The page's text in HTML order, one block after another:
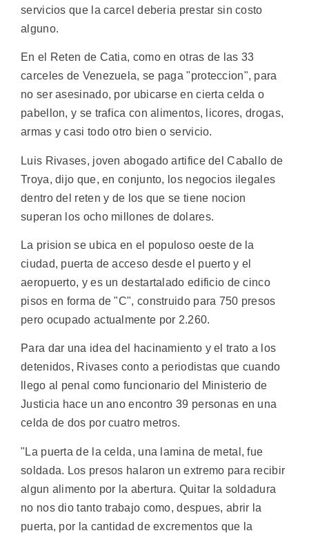
servicios que la carcel deberia prestar sin costo
alguno.
En el Reten de Catia, como en otras de las 33
carceles de Venezuela, se paga "proteccion", para
no ser asesinado, por ubicarse en cierta celda o
pabellon, y se trafica con alimentos, licores, drogas,
armas y casi todo otro bien o servicio.
Luis Rivases, joven abogado artifice del Caballo de
Troya, dijo que, en conjunto, los negocios ilegales
dentro del reten y de los que se tiene nocion
superan los ocho millones de dolares.
La prision se ubica en el populoso oeste de la
ciudad, puerta de acceso desde el puerto y el
aeropuerto, y es un destartalado edificio de cinco
pisos en forma de "C", construido para 750 presos
pero ocupado actualmente por 2.260.
Para dar una idea del hacinamiento y el trato a los
detenidos, Rivases conto a periodistas que cuando
llego al penal como funcionario del Ministerio de
Justicia hace un ano encontro 39 personas en una
celda de dos por cuatro metros.
"La puerta de la celda, una lamina de metal, fue
soldada. Los presos halaron un extremo para recibir
algun alimento por la abertura. Quitar la soldadura
no nos dio tanto trabajo como, despues, abrir la
puerta, por la cantidad de excrementos que la